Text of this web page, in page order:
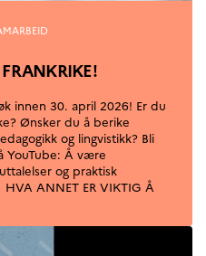
innen 30. april 2026! Er du
Ønsker du å berike
og lingvistikk? Bli
YouTube: Å være
og praktisk
ANNET ER VIKTIG Å